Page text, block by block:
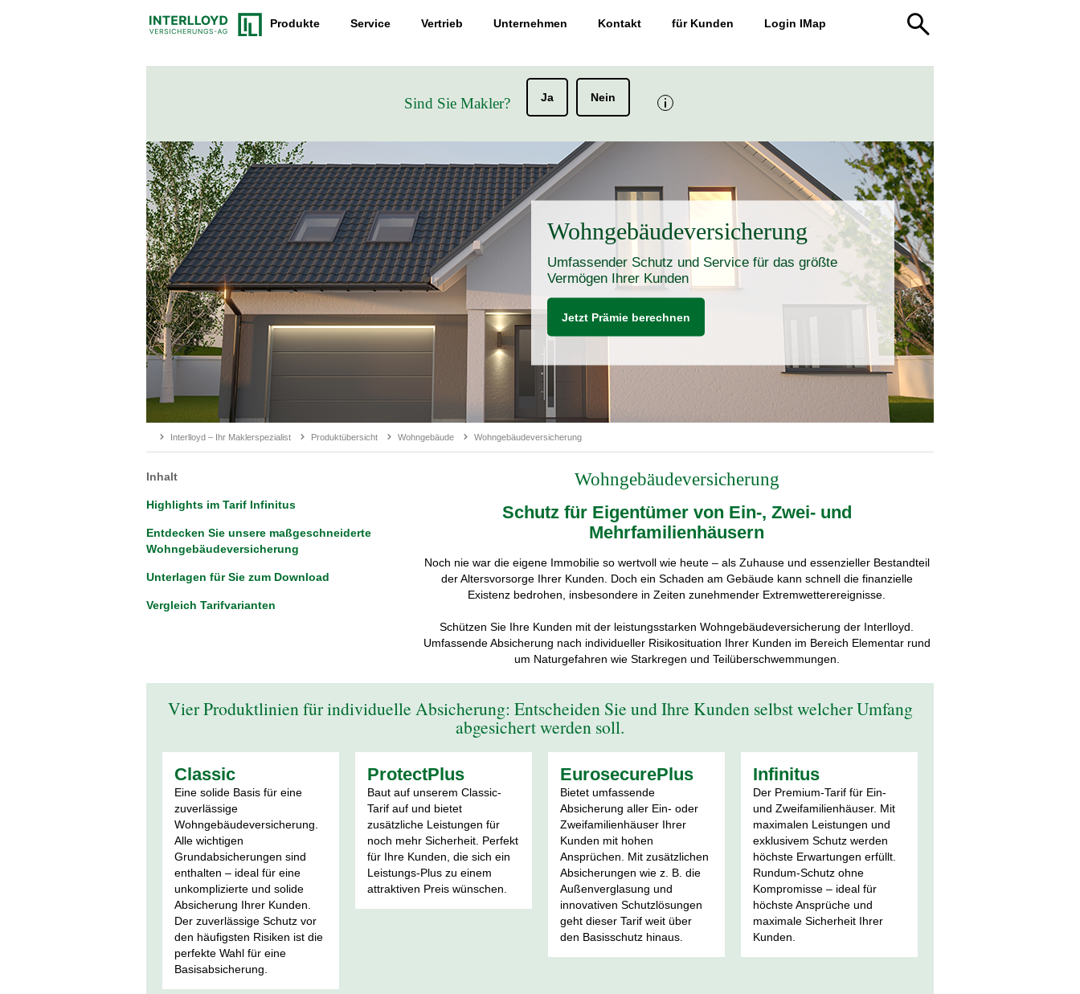
Produkte Service Vertrieb Unternehmen Kontakt für Kunden Login IMap
Sind Sie Makler? Ja Nein
Interlloyd – Ihr Maklerspezialist Produktübersicht Wohngebäude Wohngebäudeversicherung
Wohngebäudeversicherung
Umfassender Schutz und Service für das größte
Vermögen Ihrer Kunden
Jetzt Prämie berechnen
Inhalt
Highlights im Tarif Infinitus
Entdecken Sie unsere maßgeschneiderte
Wohngebäudeversicherung
Unterlagen für Sie zum Download
Vergleich Tarifvarianten
Wohngebäudeversicherung
Schutz für Eigentümer von Ein-, Zwei- und
Mehrfamilienhäusern
Noch nie war die eigene Immobilie so wertvoll wie heute – als Zuhause und essenzieller Bestandteil
der Altersvorsorge Ihrer Kunden. Doch ein Schaden am Gebäude kann schnell die finanzielle
Existenz bedrohen, insbesondere in Zeiten zunehmender Extremwetterereignisse.
Schützen Sie Ihre Kunden mit der leistungsstarken Wohngebäudeversicherung der Interlloyd.
Umfassende Absicherung nach individueller Risikosituation Ihrer Kunden im Bereich Elementar rund
um Naturgefahren wie Starkregen und Teilüberschwemmungen.
Vier Produktlinien für individuelle Absicherung: Entscheiden Sie und Ihre Kunden selbst welcher Umfang
abgesichert werden soll.
Classic
Eine solide Basis für eine
zuverlässige
Wohngebäudeversicherung.
Alle wichtigen
Grundabsicherungen sind
enthalten – ideal für eine
unkomplizierte und solide
Absicherung Ihrer Kunden.
Der zuverlässige Schutz vor
den häufigsten Risiken ist die
perfekte Wahl für eine
Basisabsicherung.
ProtectPlus
Baut auf unserem Classic-
Tarif auf und bietet
zusätzliche Leistungen für
noch mehr Sicherheit. Perfekt
für Ihre Kunden, die sich ein
Leistungs-Plus zu einem
attraktiven Preis wünschen.
EurosecurePlus
Bietet umfassende
Absicherung aller Ein- oder
Zweifamilienhäuser Ihrer
Kunden mit hohen
Ansprüchen. Mit zusätzlichen
Absicherungen wie z. B. die
Außenverglasung und
innovativen Schutzlösungen
geht dieser Tarif weit über
den Basisschutz hinaus.
Infinitus
Der Premium-Tarif für Ein-
und Zweifamilienhäuser. Mit
maximalen Leistungen und
exklusivem Schutz werden
höchste Erwartungen erfüllt.
Rundum-Schutz ohne
Kompromisse – ideal für
höchste Ansprüche und
maximale Sicherheit Ihrer
Kunden.